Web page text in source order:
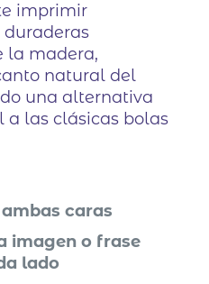
imprimir
la madera,
natural del
una alternativa
a las clásicas bolas
caras
imagen o frase
lado